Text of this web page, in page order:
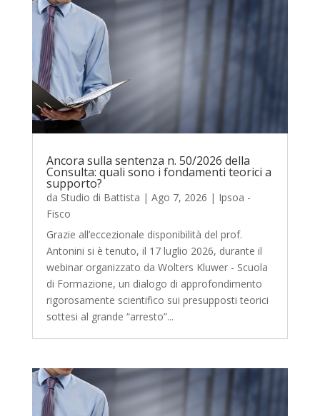
Ancora sulla sentenza n. 50/2026 della
Consulta: quali sono i fondamenti teorici a
supporto?
da Studio di Battista | Ago 7, 2026 | Ipsoa -
Fisco
Grazie all’eccezionale disponibilità del prof.
Antonini si è tenuto, il 17 luglio 2026, durante il
webinar organizzato da Wolters Kluwer - Scuola
di Formazione, un dialogo di approfondimento
rigorosamente scientifico sui presupposti teorici
sottesi al grande “arresto”...